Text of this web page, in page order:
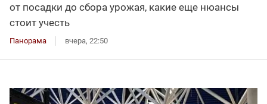
от посадки до сбора урожая, какие еще нюансы
стоит учесть
Панорама вчера, 22:50